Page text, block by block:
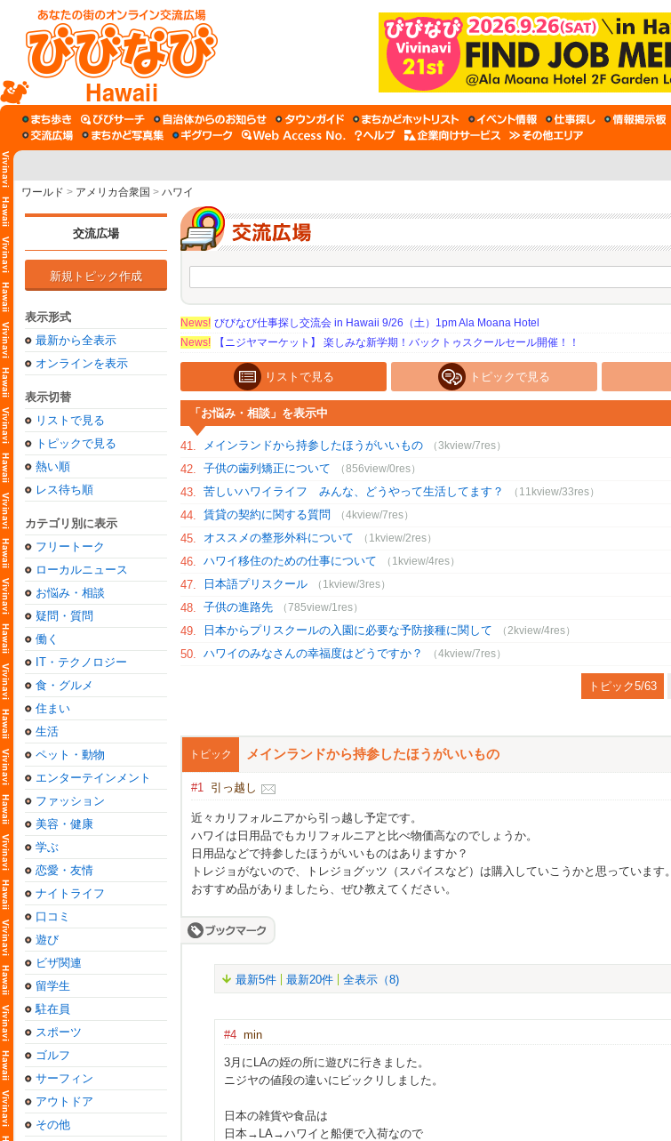
Hawaii
ワールド > アメリカ合衆国 > ハワイ
交流広場
新規トピック作成
表示形式
最新から全表示
オンラインを表示
表示切替
リストで見る
トピックで見る
熱い順
レス待ち順
カテゴリ別に表示
フリートーク
ローカルニュース
お悩み・相談
疑問・質問
働く
IT・テクノロジー
食・グルメ
住まい
生活
ペット・動物
エンターテインメント
ファッション
美容・健康
学ぶ
恋愛・友情
ナイトライフ
口コミ
遊び
ビザ関連
留学生
駐在員
スポーツ
ゴルフ
サーフィン
アウトドア
その他
News! びびなび仕事探し交流会 in Hawaii 9/26（土）1pm Ala Moana Hotel
News!
【ニジヤマーケット】 楽しみな新学期！バックトゥスクールセール開催！！
リストで見る トピックで見る
「お悩み・相談」を表示中
41. メインランドから持参したほうがいいもの （3kview/7res）
42. 子供の歯列矯正について （856view/0res）
43. 苦しいハワイライフ みんな、どうやって生活してます？ （11kview/33res）
44. 賃貸の契約に関する質問 （4kview/7res）
45.
オススメの整形外科について （1kview/2res）
46. ハワイ移住のための仕事について （1kview/4res）
47.
日本語プリスクール （1kview/3res）
48. 子供の進路先 （785view/1res）
49.
日本からプリスクールの入園に必要な予防接種に関して （2kview/4res）
50. ハワイのみなさんの幸福度はどうですか？ （4kview/7res）
トピック5/63
トピック メインランドから持参したほうがいいもの
#1 引っ越し
近々カリフォルニアから引っ越し予定です。
ハワイは日用品でもカリフォルニアと比べ物価高なのでしょうか。
日用品などで持参したほうがいいものはありますか？
トレジョがないので、トレジョグッツ（スパイスなど）は購入していこうかと思っています。
おすすめ品がありましたら、ぜひ教えてください。
最新5件 最新20件
全表示（8)
#4 min
3月にLAの姪の所に遊びに行きました。
ニジヤの値段の違いにビックリしました。
日本の雑貨や食品は
日本→LA→ハワイと船便で入荷なので